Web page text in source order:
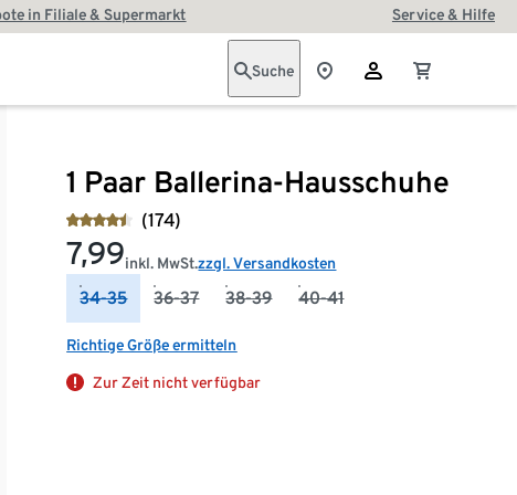
in Filiale & Supermarkt Service & Hilfe
Suche
1 Paar Ballerina-Hausschuhe
(174)
7,99inkl. MwSt.zzgl. Versandkosten
34-35 36-37 38-39 40-41
Richtige Größe ermitteln
Zur Zeit nicht verfügbar